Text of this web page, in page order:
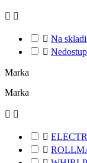
 
 Na

Marka
Marka
 

